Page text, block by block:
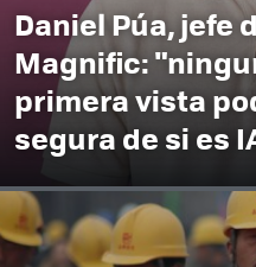
Daniel Púa, jefe
Magnific:
primera vista
segura de si es